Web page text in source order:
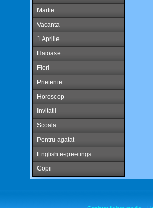
Martie
Vacanta
1 Aprilie
Haioase
Flori
Prietenie
Horoscop
Invitatii
Scoala
Pentru agatat
English e-greetings
Copii